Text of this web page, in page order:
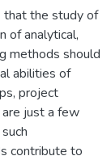
that the study of
of analytical,
methods should
abilities of
project
just a few
contribute to